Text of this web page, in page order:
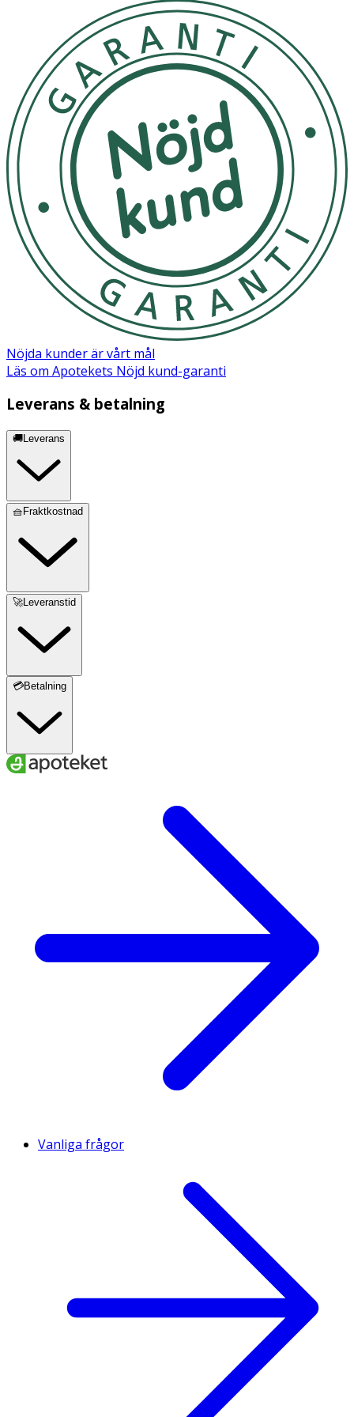
FRAGRANCE (PARFUM), POLYGLYCERYL-4 CAPRATE,
POLYGLYCERYL-6 CAPRYLATE, TREHALOSE, WATER
Nöjda kunder är vårt mål
Läs om Apotekets Nöjd kund-garanti
Leverans & betalning
🚚Leverans
🧺Fraktkostnad
🚀Leveranstid
💳Betalning
Vanliga frågor